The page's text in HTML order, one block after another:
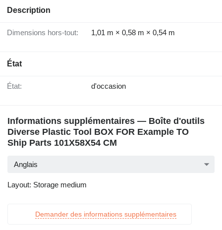
Description
Dimensions hors-tout: 1,01 m × 0,58 m × 0,54 m
État
État: d'occasion
Informations supplémentaires — Boîte d'outils
Diverse Plastic Tool BOX FOR Example TO
Ship Parts 101X58X54 CM
Anglais
Layout: Storage medium
Demander des informations supplémentaires